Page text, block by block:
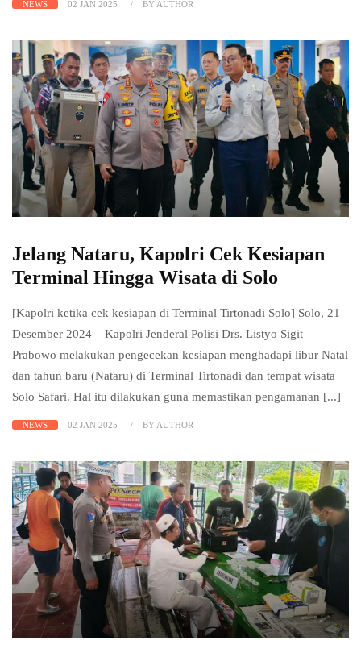
NEWS 02 JAN 2025 BY AUTHOR
Jelang Nataru, Kapolri Cek Kesiapan
Terminal Hingga Wisata di Solo
[Kapolri ketika cek kesiapan di Terminal Tirtonadi Solo] Solo, 21
Desember 2024 – Kapolri Jenderal Polisi Drs. Listyo Sigit
Prabowo melakukan pengecekan kesiapan menghadapi libur Natal
dan tahun baru (Nataru) di Terminal Tirtonadi dan tempat wisata
Solo Safari. Hal itu dilakukan guna memastikan pengamanan [...]
NEWS 02 JAN 2025 BY AUTHOR